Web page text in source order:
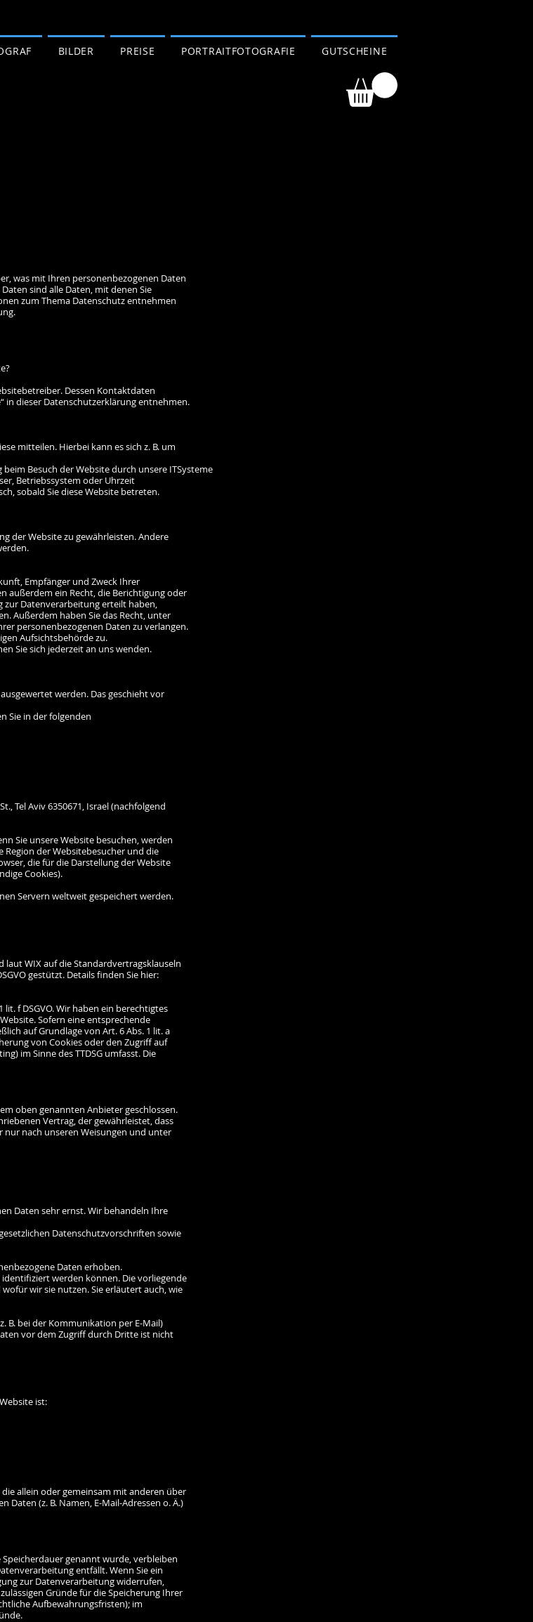
BILDER PREISE PORTRAITFOTOGRAFIE GUTSCHEINE
was mit Ihren personenbezogenen Daten
sind alle Daten, mit denen Sie
zum Thema Datenschutz entnehmen
Dessen Kontaktdaten
in dieser Datenschutzerklärung entnehmen.
mitteilen. Hierbei kann es sich z. B. um
Besuch der Website durch unsere ITSysteme
Betriebssystem oder Uhrzeit
sobald Sie diese Website betreten.
der Website zu gewährleisten. Andere
Empfänger und Zweck Ihrer
außerdem ein Recht, die Berichtigung oder
zur Datenverarbeitung erteilt haben,
Außerdem haben Sie das Recht, unter
personenbezogenen Daten zu verlangen.
Aufsichtsbehörde zu.
Sie sich jederzeit an uns wenden.
werden. Das geschieht vor
Sie in der folgenden
Tel Aviv 6350671, Israel (nachfolgend
Sie unsere Website besuchen, werden
der Websitebesucher und die
die für die Darstellung der Website
Cookies).
Servern weltweit gespeichert werden.
WIX auf die Standardvertragsklauseln
gestützt. Details finden Sie hier:
f DSGVO. Wir haben ein berechtigtes
Sofern eine entsprechende
auf Grundlage von Art. 6 Abs. 1 lit. a
von Cookies oder den Zugriff auf
im Sinne des TTDSG umfasst. Die
oben genannten Anbieter geschlossen.
Vertrag, der gewährleistet, dass
nur nach unseren Weisungen und unter
Daten sehr ernst. Wir behandeln Ihre
Datenschutzvorschriften sowie
Daten erhoben.
werden können. Die vorliegende
wir sie nutzen. Sie erläutert auch, wie
B. bei der Kommunikation per E-Mail)
vor dem Zugriff durch Dritte ist nicht
ist:
allein oder gemeinsam mit anderen über
(z. B. Namen, E-Mail-Adressen o. Ä.)
genannt wurde, verbleiben
entfällt. Wenn Sie ein
zur Datenverarbeitung widerrufen,
Gründe für die Speicherung Ihrer
Aufbewahrungsfristen); im